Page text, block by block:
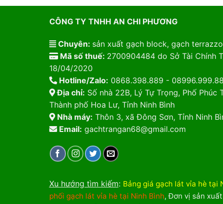
CÔNG TY TNHH AN CHI PHƯƠNG
Chuyên: sản xuất gạch block, gạch
Mã số thuế: 2700904484 do Sở Tài Chính
18/04/2020
Hotline/Zalo: 0868.398.889 - 08996.999.88
Địa chỉ: Số nhà 22B, Lý Tự Trọng, Phố Phúc
Thành phố Hoa Lư, Tỉnh Ninh Bình
Nhà máy: Thôn 3, xã Đông Sơn, Tỉnh Ninh
Email: gachtrangan68@gmail.com
Xu hướng tìm kiếm: Bảng giá gạch lát vỉa hè tại
phối gạch lát vỉa hè tại Ninh Bình,Đơn vị sản